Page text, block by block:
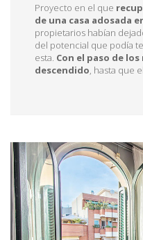
Proyecto en el que
de una casa adosada
propietarios habían
del potencial que podía
esta. Con el paso de
descendido , hasta que